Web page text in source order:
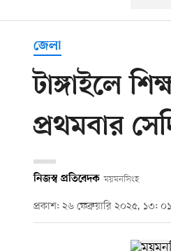
জেলা
টাঙ্গাইলে
প্রথমবার
নিজস্ব প্রতিবেদক ময়মনসিংহ
প্রকাশ: ২৬ ফেব্রুয়ারি ২০২৫, ১৩: ০১